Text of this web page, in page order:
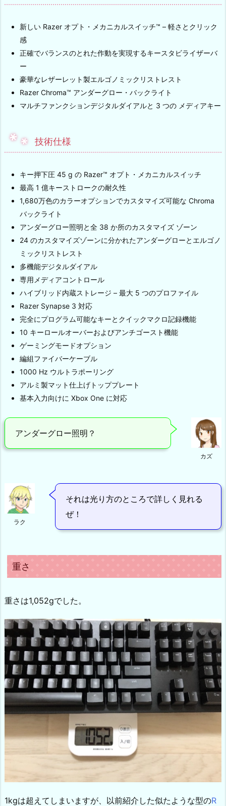
新しい Razer オプト・メカニカルスイッチ™ – 軽さとクリック
感
正確でバランスのとれた作動を実現するキースタビライザーバ
ー
豪華なレザーレット製エルゴノミックリストレスト
Razer Chroma™ アンダーグロー・バックライト
マルチファンクションデジタルダイアルと 3 つの メディアキー
技術仕様
キー押下圧 45 g の Razer™ オプト・メカニカルスイッチ
最高 1 億キーストロークの耐久性
1,680万色のカラーオプションでカスタマイズ可能な Chroma
バックライト
アンダーグロー照明と全 38 か所のカスタマイズ ゾーン
24 のカスタマイズゾーンに分かれたアンダーグローとエルゴノ
ミックリストレスト
多機能デジタルダイアル
専用メディアコントロール
ハイブリッド内蔵ストレージ – 最大 5 つのプロファイル
Razer Synapse 3 対応
完全にプログラム可能なキーとクイックマクロ記録機能
10 キーロールオーバーおよびアンチゴースト機能
ゲーミングモードオプション
編組ファイバーケーブル
1000 Hz ウルトラポーリング
アルミ製マット仕上げトッププレート
基本入力向けに Xbox One に対応
カズ
アンダーグロー照明？
ラク
それは光り方のところで詳しく見れる
ぜ！
重さ
重さは1,052gでした。
1kgは超えてしまいますが、以前紹介した似たような型のR